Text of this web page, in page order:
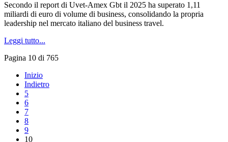
Secondo il report di Uvet-Amex Gbt il 2025 ha superato 1,11
miliardi di euro di volume di business, consolidando la propria
leadership nel mercato italiano del business travel.
Leggi tutto...
Pagina 10 di 765
Inizio
Indietro
5
6
7
8
9
10